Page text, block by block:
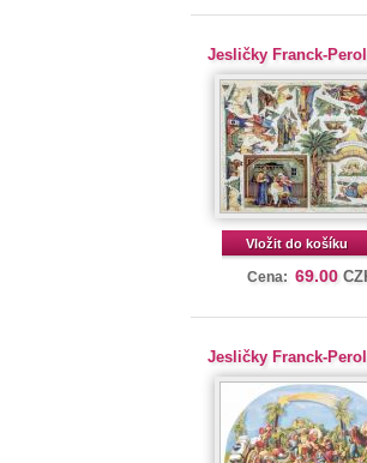
Jesličky Franck-
Vložit do košíku
Cena: 69.00
Jesličky Franck-